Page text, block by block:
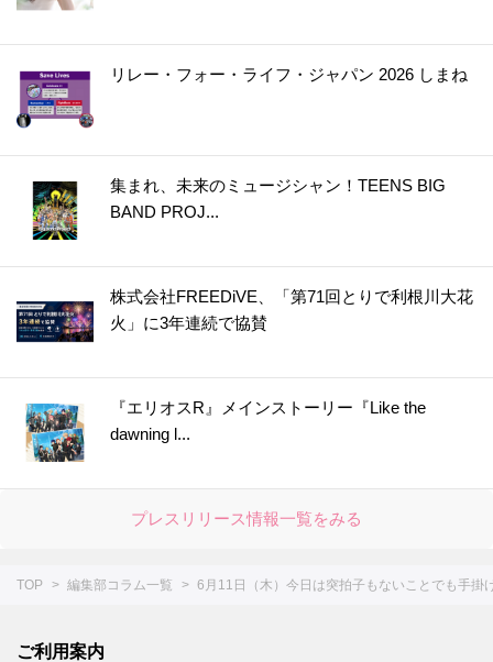
リレー・フォー・ライフ・ジャパン 2026 しまね
集まれ、未来のミュージシャン！TEENS BIG
BAND PROJ...
株式会社FREEDiVE、「第71回とりで利根川大花
火」に3年連続で協賛
『エリオスR』メインストーリー『Like the
dawning l...
プレスリリース情報一覧をみる
TOP 編集部コラム一覧 6月11日（木）今日は突拍子もないことでも手掛
ご利用案内